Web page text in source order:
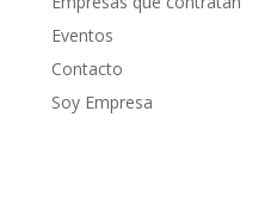
Eventos
Contacto
Soy Empresa